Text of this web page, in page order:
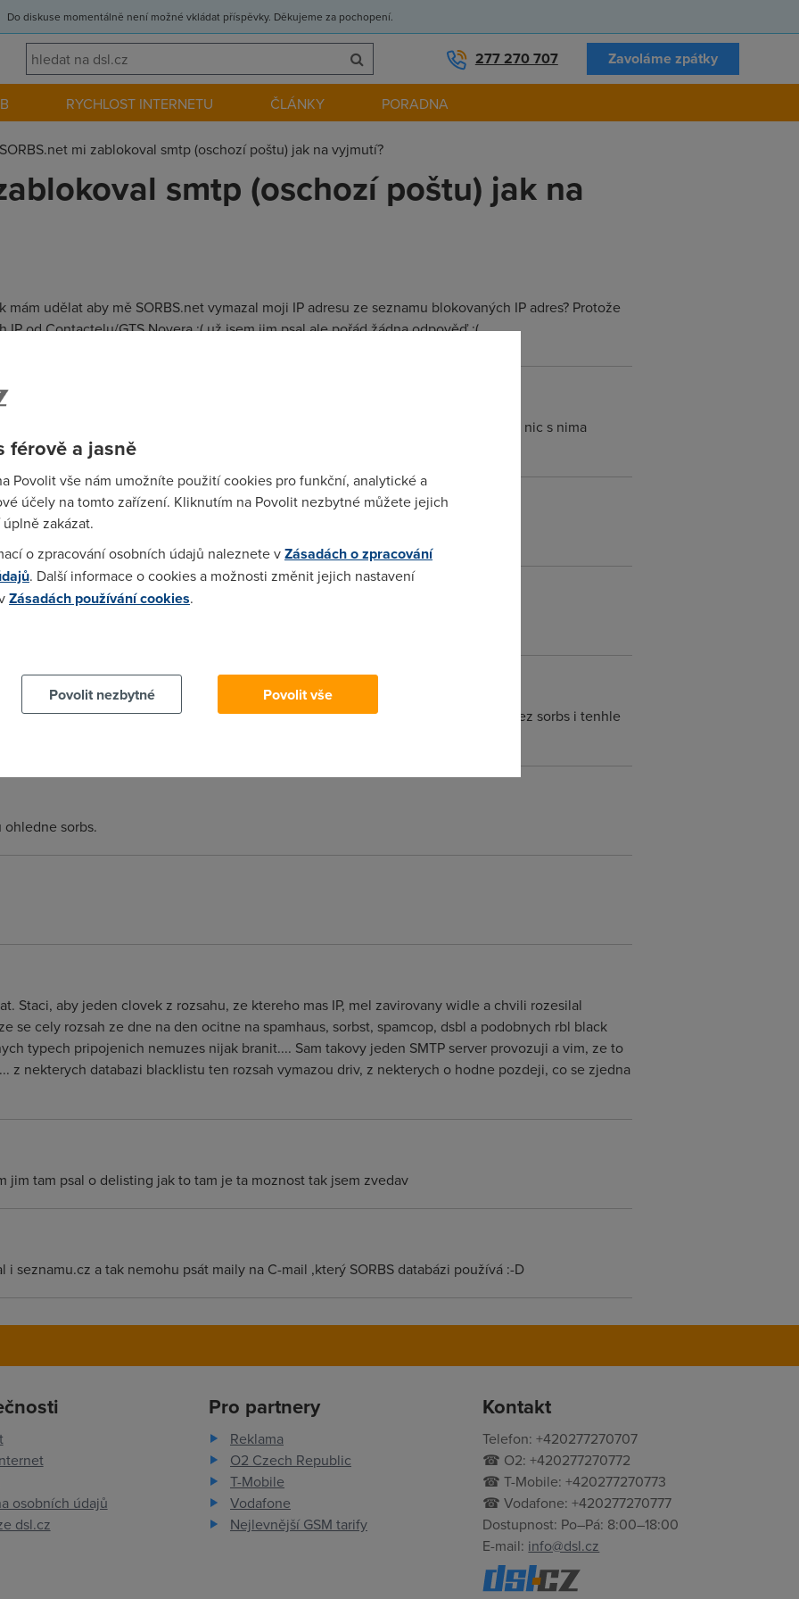
Do diskuse momentálně není možné vkládat příspěvky. Děkujeme za pochopení.
277 270 707 Zavoláme zpátky
RYCHLOST INTERNETU ČLÁNKY PORADNA
SORBS.net mi zablokoval smtp (oschozí poštu) jak na vyjmutí?
smtp (oschozí poštu) jak na
udělat aby mě SORBS.net vymazal moji IP adresu ze seznamu blokovaných IP adres? Protože
IP od Contactelu/GTS Novera :( už jsem jim psal ale pořád žádna odpověď :(
v troubě. V souč. době blokuje SORBS asi tak čtvrtinu celýho českýho internetu a nic s nima
všichni používají sobrbsí databázi.
ISP o změni IP mimo rozsah ?nebo co
nema :) To by isp musel dostat dalsi rozsah ip adres. A bude jen otazkou casu, nez sorbs i tenhle
sorbs.
Staci, aby jeden clovek z rozsahu, ze ktereho mas IP, mel zavirovany widle a chvili rozesilal
se cely rozsah ze dne na den ocitne na spamhaus, sorbst, spamcop, dsbl a podobnych rbl black
typech pripojenich nemuzes nijak branit.... Sam takovy jeden SMTP server provozuji a vim, ze to
z nekterych databazi blacklistu ten rozsah vymazou driv, z nekterych o hodne pozdeji, co se zjedna
jim tam psal o delisting jak to tam je ta moznost tak jsem zvedav
i seznamu.cz a tak nemohu psát maily na C-mail ,který SORBS databázi používá :-D
osobních údajů
dsl.cz
Pro partnery
Reklama
O2 Czech Republic
T-Mobile
Vodafone
Nejlevnější GSM tarify
Kontakt
Telefon: +420277270707
☎ O2: +420277270772
☎ T-Mobile: +420277270773
☎ Vodafone: +420277270777
Dostupnost: Po–Pá: 8:00–18:00
E-mail: info@dsl.cz
férově a jasně
Povolit vše nám umožníte použití cookies pro funkční, analytické a
účely na tomto zařízení. Kliknutím na Povolit nezbytné můžete jejich
zakázat.
o zpracování osobních údajů naleznete vZásadách o zpracování
. Další informace o cookies a možnosti změnit jejich nastavení
Zásadách používání cookies.
Povolit nezbytné
Povolit vše